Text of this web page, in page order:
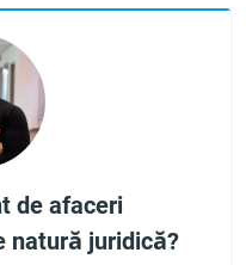
de afaceri
natură juridică?